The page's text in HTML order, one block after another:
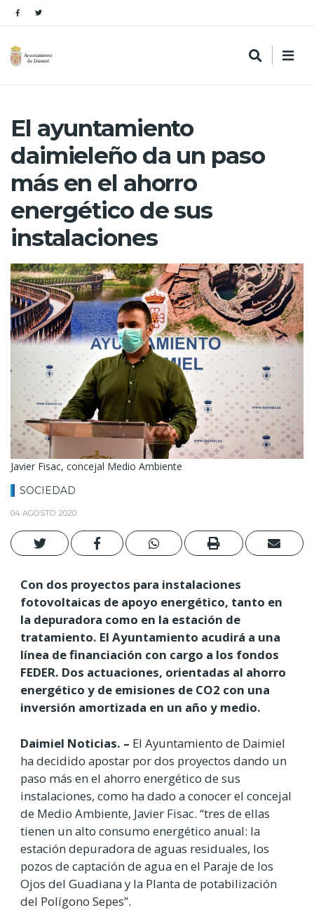
El ayuntamiento
daimieleño da un paso
más en el ahorro
energético de sus
instalaciones
Javier Fisac, concejal Medio Ambiente
SOCIEDAD
04 AGOSTO 2020
Con dos proyectos para instalaciones
fotovoltaicas de apoyo energético, tanto en
la depuradora como en la estación de
tratamiento. El Ayuntamiento acudirá a una
línea de financiación con cargo a los fondos
FEDER. Dos actuaciones, orientadas al ahorro
energético y de emisiones de CO2 con una
inversión amortizada en un año y medio.
Daimiel Noticias. – El Ayuntamiento de Daimiel
ha decidido apostar por dos proyectos dando un
paso más en el ahorro energético de sus
instalaciones, como ha dado a conocer el concejal
de Medio Ambiente, Javier Fisac. “tres de ellas
tienen un alto consumo energético anual: la
estación depuradora de aguas residuales, los
pozos de captación de agua en el Paraje de los
Ojos del Guadiana y la Planta de potabilización
del Polígono Sepes”.